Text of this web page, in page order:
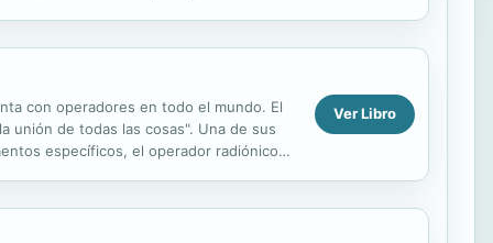
con operadores en todo el mundo. El
unión de todas las cosas". Una de sus
específicos, el operador radiónico
Ver Libro